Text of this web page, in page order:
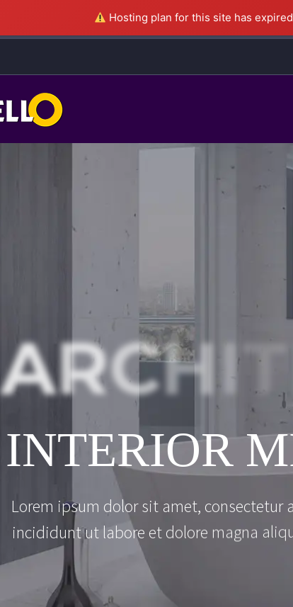
Hosting plan for this site has
ARCHIT
INTERIOR M
Lorem ipsum dolorsit amet, consectetur a
incididuntutlabore etdolore magna aliq